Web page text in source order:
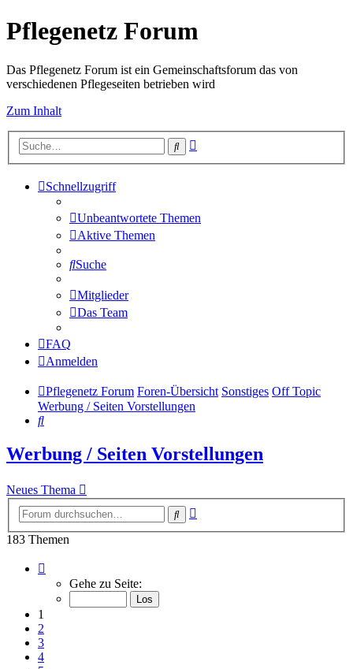
Pflegenetz Forum
Das Pflegenetz Forum ist ein Gemeinschaftsforum das von
verschiedenen Pflegeseiten betrieben wird
Zum Inhalt
Suche
Schnellzugriff
Unbeantwortete Themen
Aktive Themen
Suche
Mitglieder
Das Team
FAQ
Anmelden
Pflegenetz Forum Foren-Übersicht Sonstiges Off Topic
Werbung / Seiten Vorstellungen
Suche
Werbung / Seiten Vorstellungen
Neues Thema
Suche
183 Themen
von
Gehe zu Seite:
1
2
3
4